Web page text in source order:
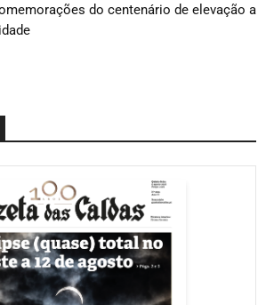
do centenário de elevação a